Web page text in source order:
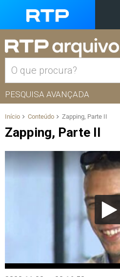
PESQUISA AVANÇADA
Início Conteúdo Zapping, Parte II
Zapping, Parte II